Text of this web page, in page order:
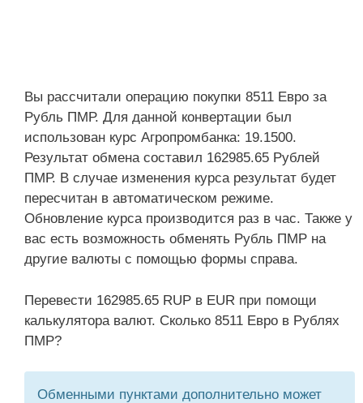
Вы рассчитали операцию покупки 8511 Евро за
Рубль ПМР. Для данной конвертации был
использован курс Агропромбанка: 19.1500.
Результат обмена составил 162985.65 Рублей
ПМР. В случае изменения курса результат будет
пересчитан в автоматическом режиме.
Обновление курса производится раз в час. Также у
вас есть возможность обменять Рубль ПМР на
другие валюты с помощью формы справа.
Перевести 162985.65 RUP в EUR при помощи
калькулятора валют. Сколько 8511 Евро в Рублях
ПМР?
Обменными пунктами дополнительно может